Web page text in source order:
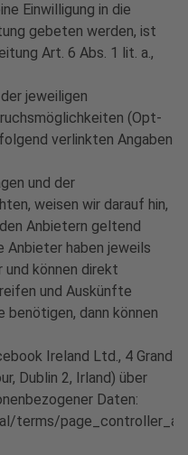
Einwilligung in die
gebeten werden, ist
Art. 6 Abs. 1 lit. a.,
jeweiligen
(Opt-
verlinkten Angaben
und der
weisen wir darauf hin,
Anbietern geltend
Anbieter haben jeweils
können direkt
und Auskünfte
benötigen, dann können
Ireland Ltd., 4 Grand
Dublin 2, Irland) über
Daten:
terms/